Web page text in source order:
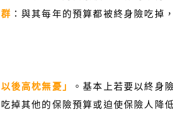
：與其每年的預算都被終身險吃掉
後高枕無憂」
。基本上若要以終身
吃掉其他的保險預算或迫使保險人降